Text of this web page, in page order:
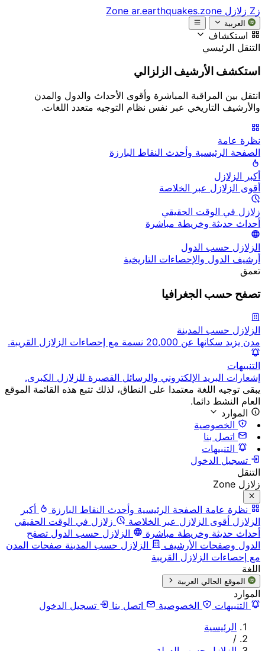
زZ زلازل Zone ar.earthquakes.zone
العربية
استكشاف
التنقل الرئيسي
استكشف الأرشيف الزلزالي
انتقل بين المراقبة المباشرة وأقوى الأحداث والدول والمدن
والأرشيف التاريخي عبر نفس نظام التوجيه متعدد اللغات.
نظرة عامة
الصفحة الرئيسية وأحدث النقاط البارزة
أكبر الزلازل
أقوى الزلازل عبر الخلاصة
زلازل في الوقت الحقيقي
أحداث حديثة وخريطة مباشرة
الزلازل حسب الدول
أرشيف الدول والإحصاءات التاريخية
تعمق
تصفح حسب الجغرافيا
الزلازل حسب المدينة
مدن يزيد سكانها عن 20,000 نسمة مع إحصاءات الزلازل القريبة.
التنبيهات
إشعارات البريد الإلكتروني والرسائل القصيرة للزلازل الكبرى.
يبقى توجيه اللغة معتمدا على النطاق، لذلك تتبع هذه القائمة الموقع
العام النشط دائما.
الموارد
الخصوصية
اتصل بنا
التنبيهات
تسجيل الدخول
التنقل
زلازل Zone
نظرة عامة الصفحة الرئيسية وأحدث النقاط البارزة
أكبر
الزلازل أقوى الزلازل عبر الخلاصة
زلازل في الوقت الحقيقي
أحداث حديثة وخريطة مباشرة
الزلازل حسب الدول تصفح
الدول وصفحات الأرشيف
الزلازل حسب المدينة صفحات المدن
مع إحصاءات الزلازل القريبة
اللغة
الموقع الحالي العربية
الموارد
التنبيهات
الخصوصية اتصل بنا
تسجيل الدخول
الرئيسية
/